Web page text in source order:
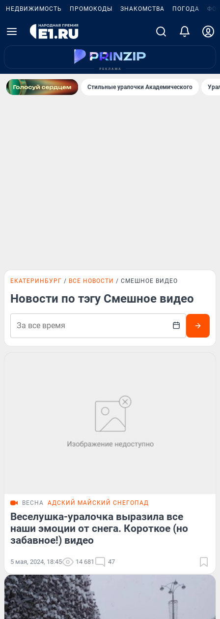
НЕДВИЖИМОСТЬ ПРОМОКОДЫ ЗНАКОМСТВА ПОГОДА
Стильные уралочки Академического
ЕКАТЕРИНБУРГ ВСЕ НОВОСТИ СМЕШНОЕ ВИДЕО
Новости по тэгу Смешное видео
ВЕСНА АДСКИЙ МАЙСКИЙ СНЕГОПАД
Веселушка-уралочка выразила все
наши эмоции от снега. Короткое (но
забавное!) видео
5 мая, 2024, 18:45 14 681 47